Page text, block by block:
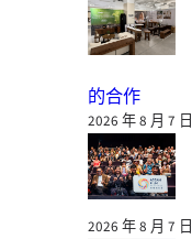
的合作
2026 年 8 月 7 日
2026 年 8 月 7 日